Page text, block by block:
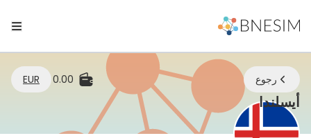
رجوع 0.00
EUR
أيسلنداeSIM | ابقَ متصلاً أينما كنت